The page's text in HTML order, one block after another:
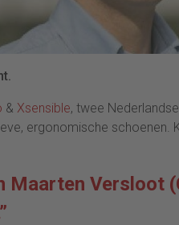
& Xsensible, twee
ergonomische schoenen.
Maarten Versloot